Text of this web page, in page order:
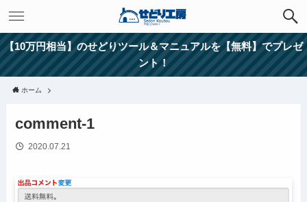
【10万円相当】のせどりツール＆マニュアルを【無料】でプレゼ
ント！
ホーム
comment-1
2020.07.21